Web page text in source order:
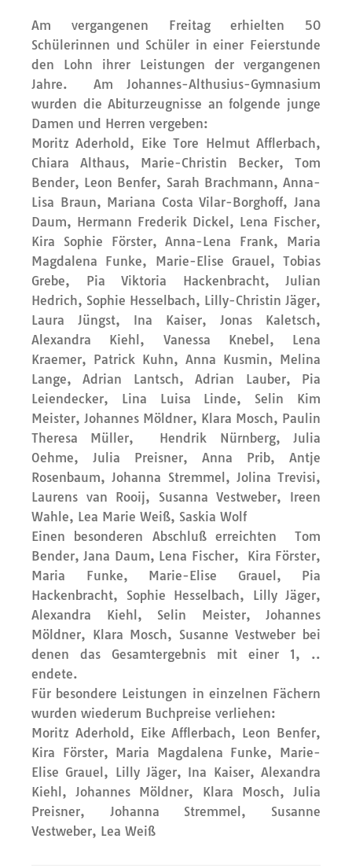
Am vergangenen Freitag erhielten 50
Schülerinnen und Schüler in einer Feierstunde
den Lohn ihrer Leistungen der vergangenen
Jahre. Am Johannes-Althusius-Gymnasium
wurden die Abiturzeugnisse an folgende junge
Damen und Herren vergeben:
Moritz Aderhold, Eike Tore Helmut Afflerbach,
Chiara Althaus, Marie-Christin Becker, Tom
Bender, Leon Benfer, Sarah Brachmann, Anna-
Lisa Braun, Mariana Costa Vilar-Borghoff, Jana
Daum, Hermann Frederik Dickel, Lena Fischer,
Kira Sophie Förster, Anna-Lena Frank, Maria
Magdalena Funke, Marie-Elise Grauel, Tobias
Grebe, Pia Viktoria Hackenbracht, Julian
Hedrich, Sophie Hesselbach, Lilly-Christin Jäger,
Laura Jüngst, Ina Kaiser, Jonas Kaletsch,
Alexandra Kiehl, Vanessa Knebel, Lena
Kraemer, Patrick Kuhn, Anna Kusmin, Melina
Lange, Adrian Lantsch, Adrian Lauber, Pia
Leiendecker, Lina Luisa Linde, Selin Kim
Meister, Johannes Möldner, Klara Mosch, Paulin
Theresa Müller, Hendrik Nürnberg, Julia
Oehme, Julia Preisner, Anna Prib, Antje
Rosenbaum, Johanna Stremmel, Jolina Trevisi,
Laurens van Rooij, Susanna Vestweber, Ireen
Wahle, Lea Marie Weiß, Saskia Wolf
Einen besonderen Abschluß erreichten Tom
Bender, Jana Daum, Lena Fischer, Kira Förster,
Maria Funke, Marie-Elise Grauel, Pia
Hackenbracht, Sophie Hesselbach, Lilly Jäger,
Alexandra Kiehl, Selin Meister, Johannes
Möldner, Klara Mosch, Susanne Vestweber bei
denen das Gesamtergebnis mit einer 1, ..
endete.
Für besondere Leistungen in einzelnen Fächern
wurden wiederum Buchpreise verliehen:
Moritz Aderhold, Eike Afflerbach, Leon Benfer,
Kira Förster, Maria Magdalena Funke, Marie-
Elise Grauel, Lilly Jäger, Ina Kaiser, Alexandra
Kiehl, Johannes Möldner, Klara Mosch, Julia
Preisner, Johanna Stremmel, Susanne
Vestweber, Lea Weiß